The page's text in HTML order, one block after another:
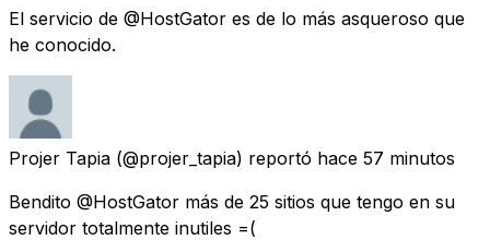
El servicio de @HostGator es de lo más asqueroso que
he conocido.
Projer Tapia (@projer_tapia) reportó hace 57 minutos
Bendito @HostGator más de 25 sitios que tengo en su
servidor totalmente inutiles =(